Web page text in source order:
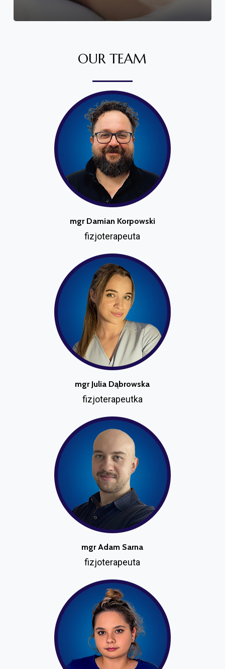
OUR TEAM
mgr Damian Korpowski
fizjoterapeuta
mgr Julia Dąbrowska
fizjoterapeutka
mgr Adam Sarna
fizjoterapeuta